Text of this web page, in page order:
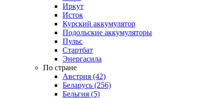
Иркут
Исток
Курский аккумулятор
Подольские аккумуляторы
Пульс
Стартбат
Энергасила
По стране
Австрия (42)
Беларусь (256)
Бельгия (5)